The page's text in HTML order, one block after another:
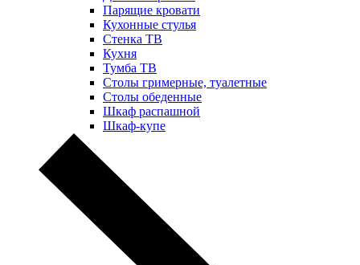
Парящие кровати
Кухонные стулья
Стенка ТВ
Кухня
Тумба ТВ
Столы гримерные, туалетные
Столы обеденные
Шкаф распашной
Шкаф-купе